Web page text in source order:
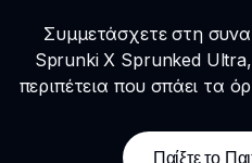
Συμμετάσχετε στη
Sprunki X Sprunked
περιπέτεια που σπάει τα
Παίξτε το